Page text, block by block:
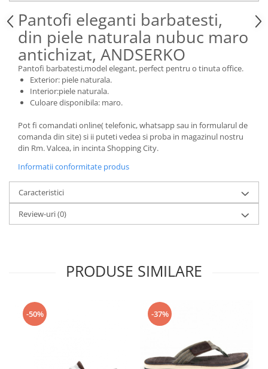
Pantofi eleganti barbatesti,
din piele naturala nubuc maro
antichizat, ANDSERKO
Pantofi barbatesti,model elegant, perfect pentru o tinuta office.
Exterior: piele naturala.
Interior:piele naturala.
Culoare disponibila: maro.
Pot fi comandati online( telefonic, whatsapp sau in formularul de
comanda din site) si ii puteti vedea si proba in magazinul nostru
din Rm. Valcea, in incinta Shopping City.
Informatii conformitate produs
Caracteristici
Review-uri(0)
PRODUSE SIMILARE
-50% -37%